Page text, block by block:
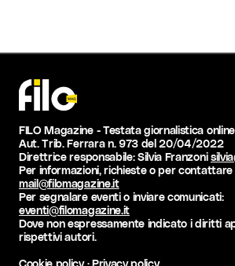
FILO Magazine - Testata giornalistica online
Aut. Trib. Ferrara n. 973 del 20/04/2022
Direttrice responsabile: Silvia Franzoni
Per informazioni, richieste o per contattare
mail@filomagazine.it
Per segnalare eventi o inviare comunicati:
eventi@filomagazine.it
Dove non espressamente indicato i diritti
rispettivi autori.
Cookie policy·Privacy policy